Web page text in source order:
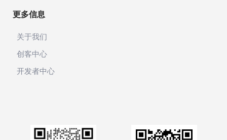
更多信息
关于我们
创客中心
开发者中心